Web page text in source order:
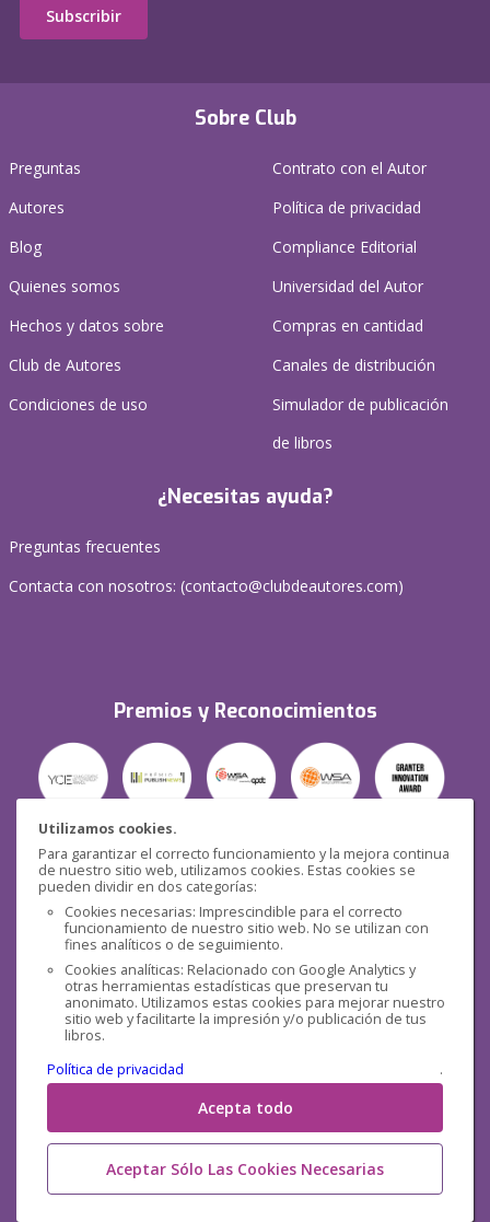
Utilizamos cookies.
Para garantizar el correcto funcionamiento y la mejora continua
de nuestro sitio web, utilizamos cookies. Estas cookies se
pueden dividir en dos categorías:
Cookies necesarias: Imprescindible para el correcto
funcionamiento de nuestro sitio web. No se utilizan con
fines analíticos o de seguimiento.
Cookies analíticas: Relacionado con Google Analytics y
otras herramientas estadísticas que preservan tu
anonimato. Utilizamos estas cookies para mejorar nuestro
sitio web y facilitarte la impresión y/o publicación de tus
libros.
Política de privacidad
.
Acepta todo
Aceptar Sólo Las Cookies Necesarias
Sobre Club
Preguntas
Autores
Blog
Quienes somos
Hechos y datos sobre
Club de Autores
Condiciones de uso
Contrato con el Autor
Política de privacidad
Compliance Editorial
Universidad del Autor
Compras en cantidad
Canales de distribución
Simulador de publicación
de libros
¿Necesitas ayuda?
Preguntas frecuentes
Contacta con nosotros: (contacto@clubdeautores.com)
Premios y Reconocimientos
Seguridad
Redes sociales
Subscribir